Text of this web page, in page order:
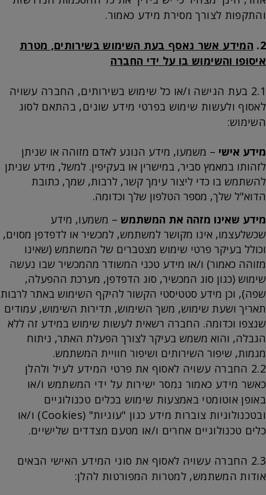
והתקפות לצורך מסירת מידע כאמור.
2. המידע אשר נאסף בעת השימוש בשירותים, מטרת
איסופו והשימוש בו על ידי החברה
2.1 בעת הגישה ו/או כל שימוש בשירותים, החברה עשויה
לאסוף ולעשות שימוש בפרטי מידע שונים, בהתאם לסוג
השימוש:
מידע אישי – משמעו, מידע הנוגע לאדם מזוהה או שניתן
לזהותו במאמץ סביר, במישרין או בעקיפין. למשל, מידע שניתן
להשתמש בו כדי ליצור עימך קשר, לרבות, שמך, כתובת
הדוא"ל שלך, מספר הטלפון שלך וכדומה.
מידע שאינו מזהה את המשתמש – משמעו, מידע
שכשלעצמו, אינו מקושר למשתמש, למכשיר או לדפדפן מסוים,
וכולל בעיקר פרטי שימוש מצטברים של המשתמש (שאינו
מזוהה כאמור) ו/או מידע טכני המשודר מהמכשיר שבו נעשה
שימוש (כגון סוג המכשיר, סוג הדפדפן, מערכת ההפעלה,
שפה), וכן מידע סטטיסטי הקשור להיקף השימוש באתר לרבות
תאריך ושעת שימוש, משך השימוש, תדירות השימוש, עמודים
שנצפו וכדומה. החברה רשאית לעשות שימוש במידע זה ללא
הגבלה, והוא משמש בעיקר לצורך הפעלת האתר, ניתוח
מגמות, שיפור השירותים ושיפור חוויית המשתמש.
2.2 החברה עשויה לאסוף את פרטי המידע לעיל ולהלן
כאשר מידע כאמור נמסר ישירות על ידי המשתמש ו/או
באופן אוטומטי באמצעות שימוש בכלים טכנולוגיים
ובטכנולוגיות צוברות מידע כגון "עוגיות" (Cookies) ו/או
כלים טכנולוגיים אחרים ו/או מטעם מצדדים שלישיים.
2.3 החברה עשויה לאסוף את סוגי המידע האישי הבאים
אודות המשתמש, למטרות המפורטות להלן: